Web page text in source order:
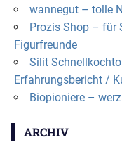
wannegut – tolle
Prozis Shop – für
Figurfreunde
Silit
Erfahrungsbericht /
Biopioniere –
ARCHIV